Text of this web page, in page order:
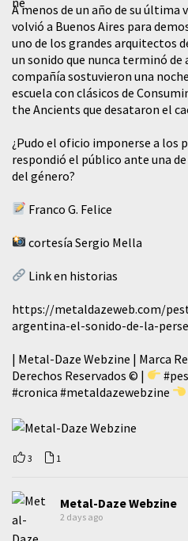
A menos de un año de su
volvió a Buenos Aires para
uno de los grandes arquitectos
un sonido que nunca terminó
compañía sostuvieron una
escuela con clásicos de
the Ancients que desataron el
¿Pudo el oficio imponerse a los
respondió el público ante una
del género?
Franco G. Felice
cortesía Sergio Mella
Link en historias
https://metaldazeweb.com/
argentina-el-sonido-de-la-
| Metal-Daze Webzine | Marca
Derechos Reservados © |
#cronica #metaldazewebzine
3 1
Metal-Daze Webzine
2 days ago